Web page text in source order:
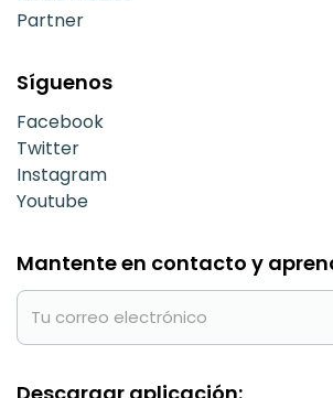
Partner
Síguenos
Facebook
Twitter
Instagram
Youtube
Mantente en contacto y